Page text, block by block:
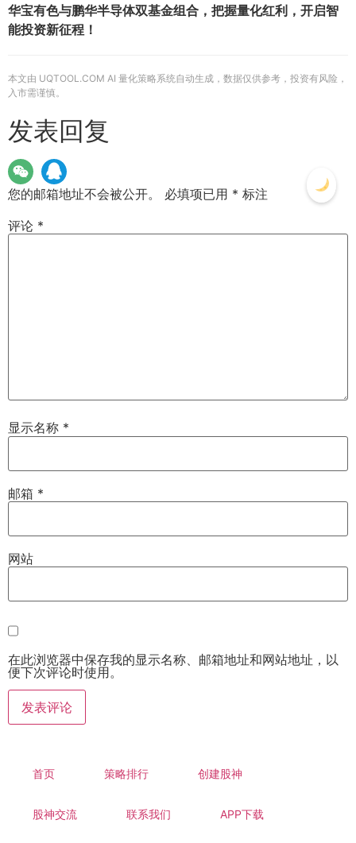
华宝有色与鹏华半导体双基金组合，把握量化红利，开启智
能投资新征程！
本文由 UQTOOL.COM AI 量化策略系统自动生成，数据仅供参考，投资有风险，
入市需谨慎。
发表回复
您的邮箱地址不会被公开。 必填项已用 * 标注
评论 *
显示名称 *
邮箱 *
网站
在此浏览器中保存我的显示名称、邮箱地址和网站地址，以
便下次评论时使用。
首页 策略排行 创建股神
股神交流 联系我们 APP下载